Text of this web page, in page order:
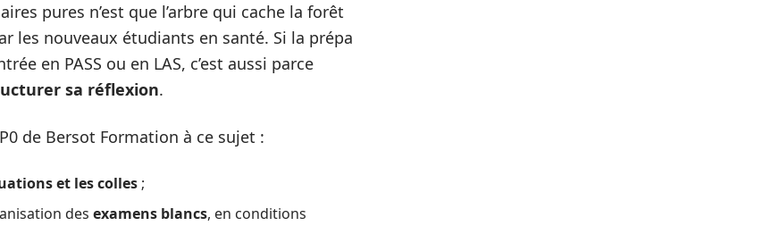
pures n’est que l’arbre qui cache la forêt
les nouveaux étudiants en santé. Si la prépa
en PASS ou en LAS, c’est aussi parce
sa réflexion.
de Bersot Formation à ce sujet :
et les colles ;
des examens blancs, en conditions